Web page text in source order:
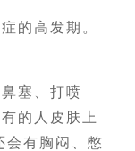
的高发期。
塞、打喷
的人皮肤上
会有胸闷、憋